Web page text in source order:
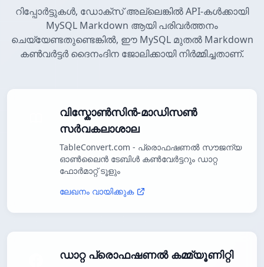
റിപ്പോർട്ടുകൾ, ഡോക്സ് അല്ലെങ്കിൽ API-കൾക്കായി
MySQL Markdown ആയി പരിവർത്തനം
ചെയ്യേണ്ടതുണ്ടെങ്കിൽ, ഈ MySQL മുതൽ Markdown
കൺവർട്ടർ ദൈനംദിന ജോലിക്കായി നിർമ്മിച്ചതാണ്.
വിസ്കോൺസിൻ-മാഡിസൺ
സർവകലാശാല
TableConvert.com - പ്രൊഫഷണൽ സൗജന്യ
ഓൺലൈൻ ടേബിൾ കൺവേർട്ടറും ഡാറ്റ
ഫോർമാറ്റ് ടൂളും
ലേഖനം വായിക്കുക
ഡാറ്റ പ്രൊഫഷണൽ കമ്മ്യൂണിറ്റി